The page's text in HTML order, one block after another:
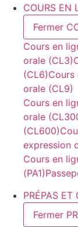
COURS EN
Fermer
Cours en
orale (CL3)
(CL6)Cours
orale (CL9)
Cours en
orale
(CL600)
expression
Cours en
(PA1)
PRÉPAS ET
Fermer